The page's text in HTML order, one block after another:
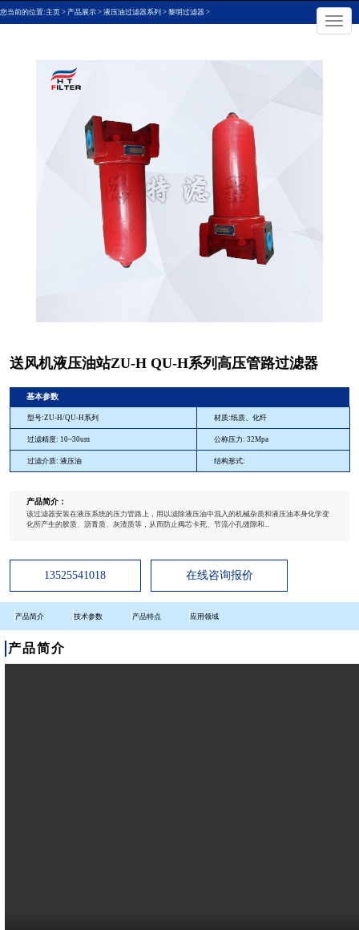
切
换
导

您当前的位置:主页 > 产品展示 > 液压油过滤器系列 > 黎明过滤器 >
送风机液压油站ZU-H QU-H系列高压管路过滤器
基本参数
型号:ZU-H/QU-H系列 材质:纸质、化纤
过滤精度: 10~30um 公称压力: 32Mpa
过滤介质: 液压油 结构形式:
产品简介：
该过滤器安装在液压系统的压力管路上，用以滤除液压油中混入的机械杂质和液压油本身化学变
化所产生的胶质、沥青质、灰渣质等，从而防止阀芯卡死、节流小孔缝隙和...
13525541018 在线咨询报价
产品简介 技术参数 产品特点 应用领域
产品简介